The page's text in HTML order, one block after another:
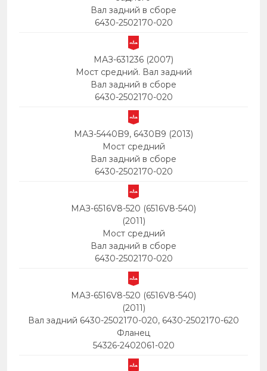
Вал задний в сборе
6430-2502170-020
МАЗ-631236 (2007)
Мост средний. Вал задний
Вал задний в сборе
6430-2502170-020
МАЗ-5440B9, 6430B9 (2013)
Мост средний
Вал задний в сборе
6430-2502170-020
МАЗ-6516V8-520 (6516V8-540)
(2011)
Мост средний
Вал задний в сборе
6430-2502170-020
МАЗ-6516V8-520 (6516V8-540)
(2011)
Вал задний 6430-2502170-020, 6430-2502170-620
Фланец
54326-2402061-020